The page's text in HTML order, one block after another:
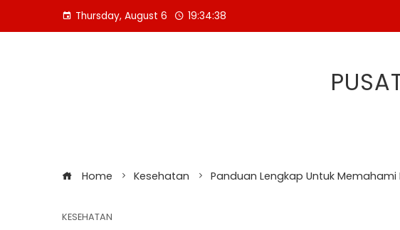
Thursday, August 6 19:34:39
Home Kesehatan Panduan Lengkap Untuk
KESEHATAN